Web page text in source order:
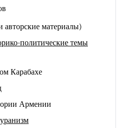
материалы)
политические темы
Карабахе
Армении